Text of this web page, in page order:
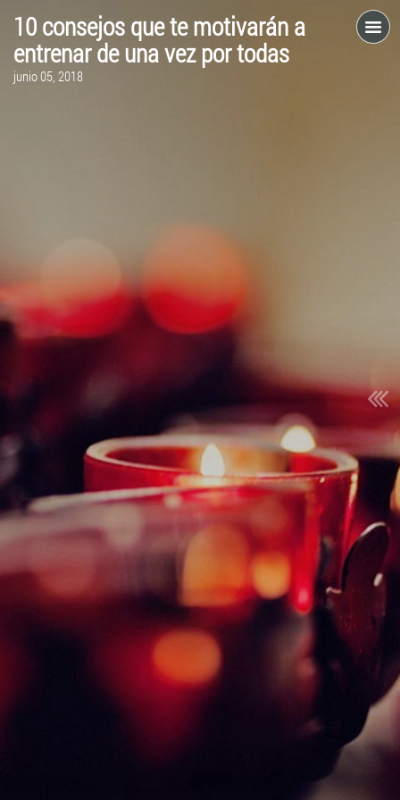
10 consejos que te motivarán a
entrenar de una vez por todas
junio 05, 2018